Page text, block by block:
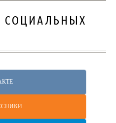
СОЦИАЛЬНЫХ